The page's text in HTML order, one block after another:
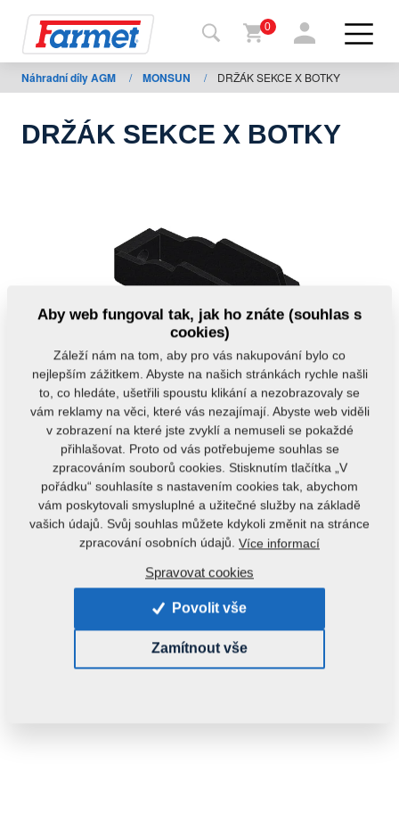
Zpět
na
stažení
0
Náhradní díly AGM / MONSUN / DRŽÁK SEKCE X BOTKY
DRŽÁK SEKCE X BOTKY
Kód produktu: m81180906-765
Tento díl je použitelný i pro následující stroje:
1,2300 kg
Aby web fungoval tak, jak ho znáte (souhlas s
cookies)
Záleží nám na tom, aby pro vás nakupování bylo co
nejlepším zážitkem. Abyste na našich stránkách rychle našli
to, co hledáte, ušetřili spoustu klikání a nezobrazovaly se
vám reklamy na věci, které vás nezajímají. Abyste web viděli
v zobrazení na které jste zvyklí a nemuseli se pokaždé
přihlašovat. Proto od vás potřebujeme souhlas se
zpracováním souborů cookies. Stisknutím tlačítka „V
pořádku“ souhlasíte s nastavením cookies tak, abychom
vám poskytovali smysluplné a užitečné služby na základě
vašich údajů. Svůj souhlas můžete kdykoli změnit na stránce
zpracování osobních údajů. Více informací
Spravovat cookies
Povolit vše
Zamítnout vše